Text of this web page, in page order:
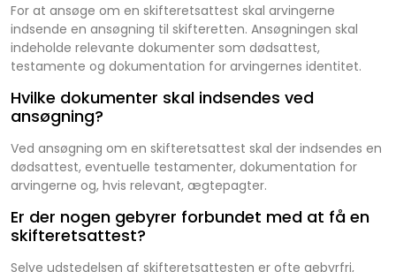
For at ansøge om en skifteretsattest skal arvingerne
indsende en ansøgning til skifteretten. Ansøgningen skal
indeholde relevante dokumenter som dødsattest,
testamente og dokumentation for arvingernes identitet.
Hvilke dokumenter skal indsendes ved
ansøgning?
Ved ansøgning om en skifteretsattest skal der indsendes en
dødsattest, eventuelle testamenter, dokumentation for
arvingerne og, hvis relevant, ægtepagter.
Er der nogen gebyrer forbundet med at få en
skifteretsattest?
Selve udstedelsen af skifteretsattesten er ofte gebyrfri,